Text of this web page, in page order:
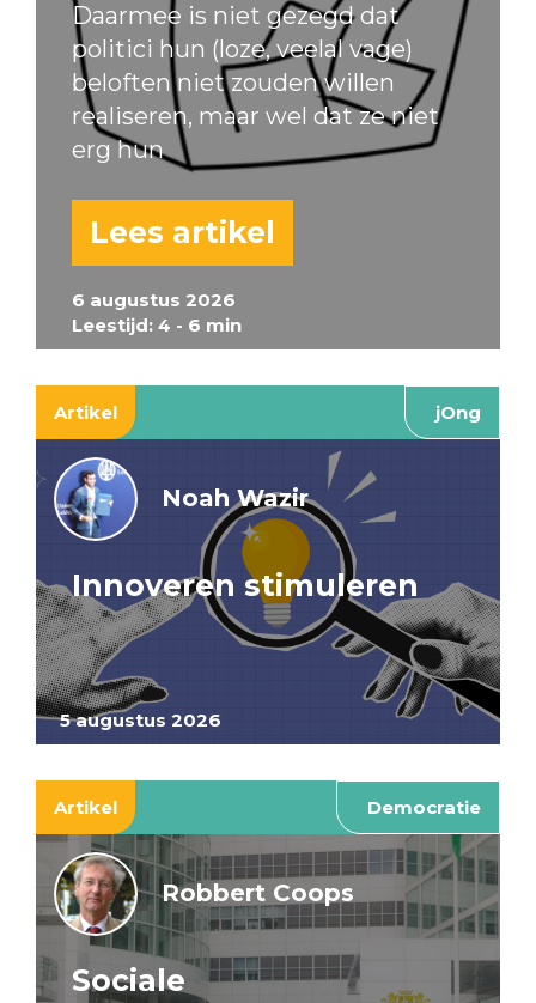
6 augustus 2026
Leestijd: 4 - 6 min
Daarmee is niet gezegd dat
politici hun (loze, veelal vage)
beloften niet zouden willen
realiseren, maar wel dat ze niet
erg hun
Lees artikel
Artikel jOng
5 augustus 2026
Noah Wazir
Innoveren stimuleren
Artikel Democratie
Robbert Coops
Sociale